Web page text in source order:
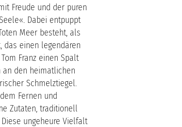
Freude und der puren
Dabei entpuppt
Meer besteht, als
das einen legendären
Franz einen Spalt
an den heimatlichen
Schmelztiegel.
Fernen und
Zutaten, traditionell
ungeheure Vielfalt